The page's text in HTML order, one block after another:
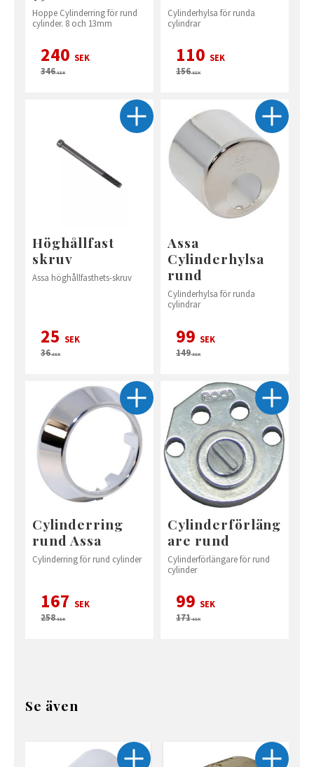
Hoppe Cylinderring för rund
cylinder. 8 och 13mm
240 SEK
346SEK
Cylinderhylsa för runda
cylindrar
110 SEK
156SEK
Höghållfast
skruv
Assa höghållfasthets-skruv
25 SEK
36SEK
Assa
Cylinderhylsa
rund
Cylinderhylsa för runda
cylindrar
99 SEK
149SEK
Cylinderring
rund Assa
Cylinderring för rund cylinder
167 SEK
258SEK
Cylinderförläng
are rund
Cylinderförlängare för rund
cylinder
99 SEK
171SEK
Se även